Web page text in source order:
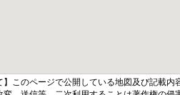
】このページで公開している地図及び記載